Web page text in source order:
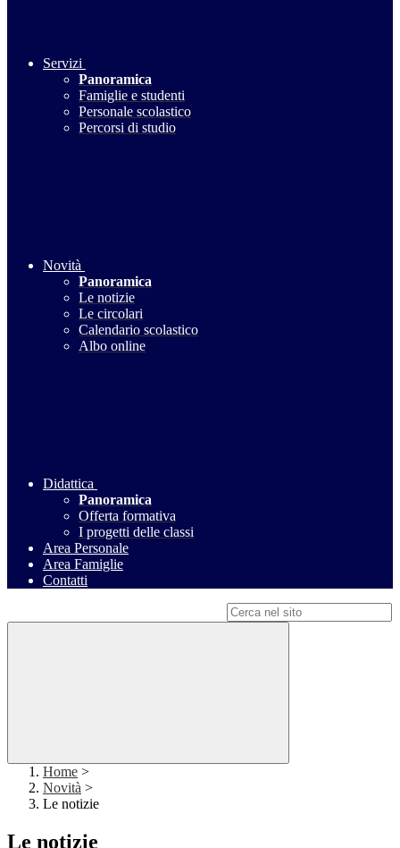
Servizi
Panoramica
Famiglie e studenti
Personale scolastico
Percorsi di studio
Novità
Panoramica
Le notizie
Le circolari
Calendario scolastico
Albo online
Didattica
Panoramica
Offerta formativa
I progetti delle classi
Area Personale
Area Famiglie
Contatti
Home >
Novità >
Le notizie
Le notizie